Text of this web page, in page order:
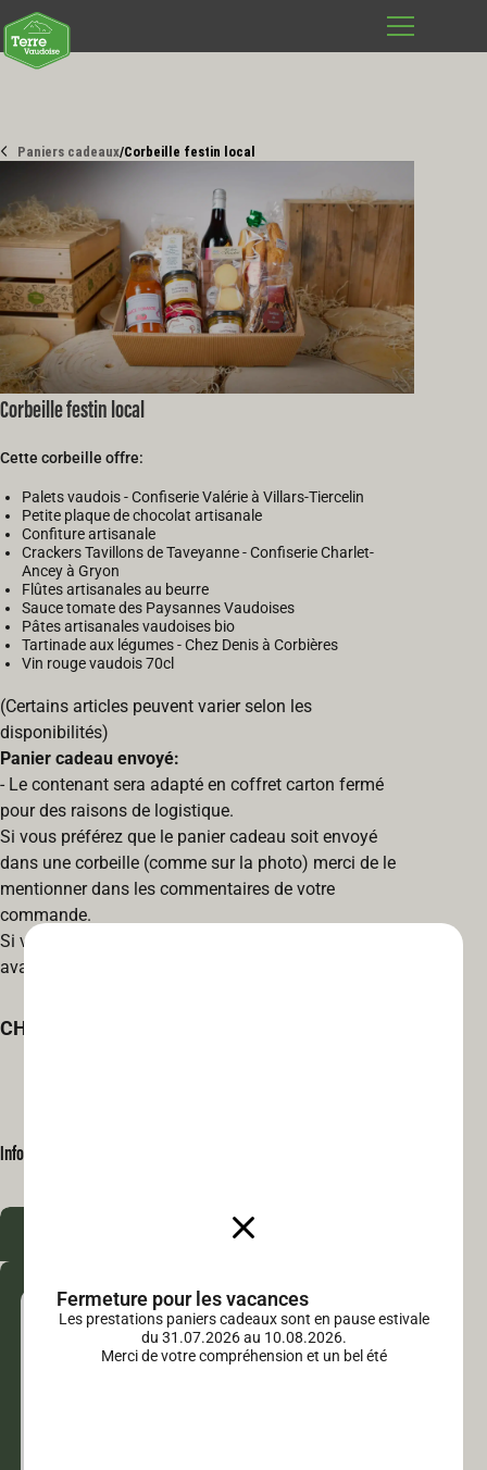
Paniers cadeaux/Corbeille festin local
Corbeille festin local
Cette corbeille offre:
Palets vaudois - Confiserie Valérie à Villars-Tiercelin
Petite plaque de chocolat artisanale
Confiture artisanale
Crackers Tavillons de Taveyanne - Confiserie Charlet-
Ancey à Gryon
Flûtes artisanales au beurre
Sauce tomate des Paysannes Vaudoises
Pâtes artisanales vaudoises bio
Tartinade aux légumes - Chez Denis à Corbières
Vin rouge vaudois 70cl
(Certains articles peuvent varier selon les
disponibilités)
Panier cadeau envoyé:
- Le contenant sera adapté en coffret carton fermé
pour des raisons de logistique.
Si vous préférez que le panier cadeau soit envoyé
dans une corbeille (comme sur la photo) merci de le
mentionner dans les commentaires de votre
commande.
Si vous souhaitez plus de 5 corbeilles, contactez-nous
avant de passer commande.
CHF
Informations sur le produit
Fermeture pour les vacances
Les prestations paniers cadeaux sont en pause estivale
du 31.07.2026 au 10.08.2026.
Merci de votre compréhension et un bel été